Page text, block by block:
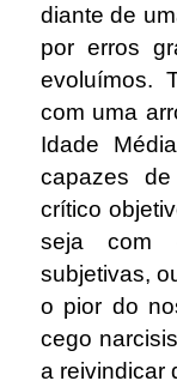
diante de
por erros
evoluímos.
com uma
Idade
capazes
crítico
seja com
subjetivas,
o pior do
cego
a reivindicar